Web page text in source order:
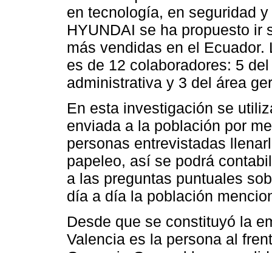
en tecnología, en seguridad
HYUNDAI se ha propuesto ir
más vendidas en el
es de 12 colaboradores: 5
administrativa y 3 del área
En esta investigación se
enviada a la población por
personas entrevistadas
papeleo, así se podrá
a las preguntas puntuales
día a día la población
Desde que se constituyó la
Valencia es la persona al